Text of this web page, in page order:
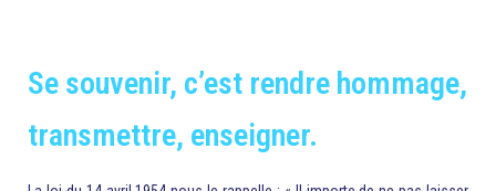
Se souvenir, c’est rendre hommage,
transmettre, enseigner.